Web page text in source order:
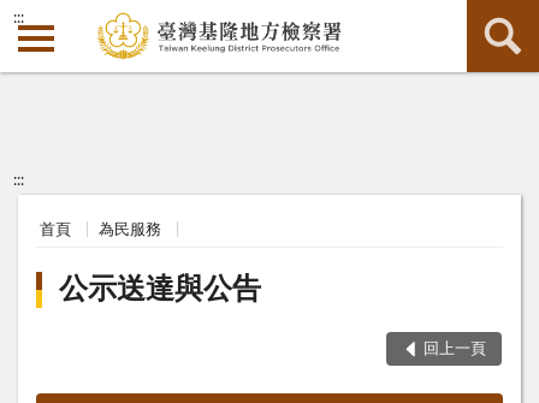
:::
:::
首頁 為民服務
公示送達與公告
回上一頁